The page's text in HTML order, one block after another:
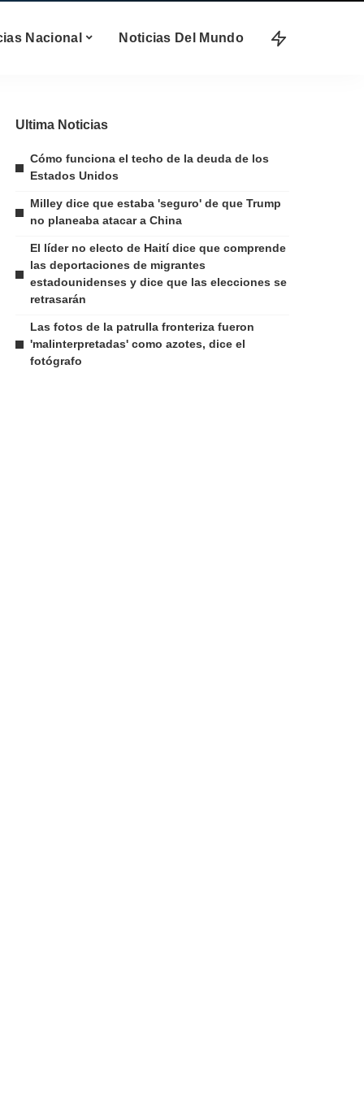
Nacional Noticias Del Mundo
Ultima Noticias
Cómo funciona el techo de la deuda de los
Estados Unidos
Milley dice que estaba 'seguro' de que Trump
no planeaba atacar a China
El líder no electo de Haití dice que comprende
las deportaciones de migrantes
estadounidenses y dice que las elecciones se
retrasarán
Las fotos de la patrulla fronteriza fueron
'malinterpretadas' como azotes, dice el
fotógrafo